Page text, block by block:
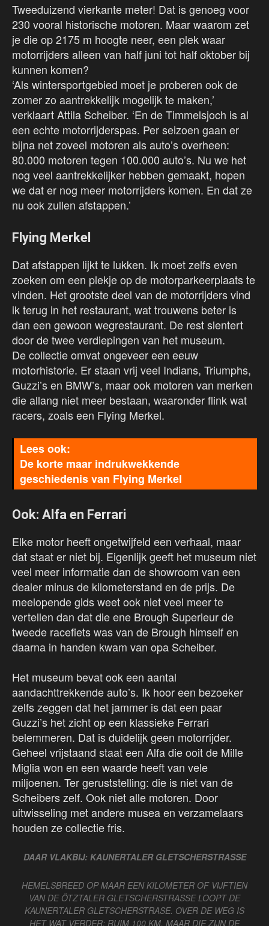
Tweeduizend vierkante meter! Dat is genoeg voor
230 vooral historische motoren. Maar waarom zet
je die op 2175 m hoogte neer, een plek waar
motorrijders alleen van half juni tot half oktober bij
kunnen komen?
‘Als wintersportgebied moet je proberen ook de
zomer zo aantrekkelijk mogelijk te maken,’
verklaart Attila Scheiber. ‘En de Timmelsjoch is al
een echte motorrijderspas. Per seizoen gaan er
bijna net zoveel motoren als auto’s overheen:
80.000 motoren tegen 100.000 auto’s. Nu we het
nog veel aantrekkelijker hebben gemaakt, hopen
we dat er nog meer motorrijders komen. En dat ze
nu ook zullen afstappen.’
Flying Merkel
Dat afstappen lijkt te lukken. Ik moet zelfs even
zoeken om een plekje op de motorparkeerplaats te
vinden. Het grootste deel van de motorrijders vind
ik terug in het restaurant, wat trouwens beter is
dan een gewoon wegrestaurant. De rest slentert
door de twee verdiepingen van het museum.
De collectie omvat ongeveer een eeuw
motorhistorie. Er staan vrij veel Indians, Triumphs,
Guzzi’s en BMW’s, maar ook motoren van merken
die allang niet meer bestaan, waaronder flink wat
racers, zoals een Flying Merkel.
De korte maar indrukwekkende
geschiedenis van Flying Merkel
Ook: Alfa en Ferrari
Elke motor heeft ongetwijfeld een verhaal, maar
dat staat er niet bij. Eigenlijk geeft het museum niet
veel meer informatie dan de showroom van een
dealer minus de kilometerstand en de prijs. De
meelopende gids weet ook niet veel meer te
vertellen dan dat die ene Brough Superieur de
tweede racefiets was van de Brough himself en
daarna in handen kwam van opa Scheiber.
Het museum bevat ook een aantal
aandachttrekkende auto’s. Ik hoor een bezoeker
zelfs zeggen dat het jammer is dat een paar
Guzzi’s het zicht op een klassieke Ferrari
belemmeren. Dat is duidelijk geen motorrijder.
Geheel vrijstaand staat een Alfa die ooit de Mille
Miglia won en een waarde heeft van vele
miljoenen. Ter geruststelling: die is niet van de
Scheibers zelf. Ook niet alle motoren. Door
uitwisseling met andere musea en verzamelaars
houden ze collectie fris.
DAAR VLAKBIJ: KAUNERTALER GLETSCHERSTRASSE
HEMELSBREED OP MAAR EEN KILOMETER OF VIJFTIEN
VAN DE ÖTZTALER GLETSCHERSTRASSE LOOPT DE
KAUNERTALER GLETSCHERSTRASE. OVER DE WEG IS
HET WAT VERDER: RUIM 100 KM. MAAR DIE ZIJN DE